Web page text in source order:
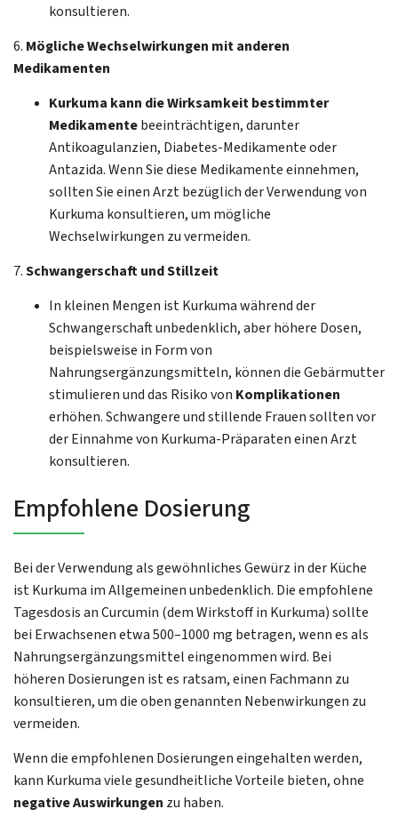
konsultieren.
6. Mögliche Wechselwirkungen mit anderen
Medikamenten
Kurkuma kann die Wirksamkeit bestimmter
Medikamentebeeinträchtigen, darunter
Antikoagulanzien, Diabetes-Medikamente oder
Antazida. Wenn Sie diese Medikamente einnehmen,
sollten Sie einen Arzt bezüglich der Verwendung von
Kurkuma konsultieren, um mögliche
Wechselwirkungen zu vermeiden.
7.Schwangerschaft und Stillzeit
In kleinen Mengen ist Kurkuma während der
Schwangerschaft unbedenklich, aber höhere Dosen,
beispielsweise in Form von
Nahrungsergänzungsmitteln, können die Gebärmutter
stimulieren und das Risiko von Komplikationen
erhöhen. Schwangere und stillende Frauen sollten vor
der Einnahme von Kurkuma-Präparaten einen Arzt
konsultieren.
Empfohlene Dosierung
Bei der Verwendung als gewöhnliches Gewürz in der Küche
ist Kurkuma im Allgemeinen unbedenklich. Die empfohlene
Tagesdosis an Curcumin (dem Wirkstoff in Kurkuma) sollte
bei Erwachsenen etwa 500–1000 mg betragen, wenn es als
Nahrungsergänzungsmittel eingenommen wird. Bei
höheren Dosierungen ist es ratsam, einen Fachmann zu
konsultieren, um die oben genannten Nebenwirkungen zu
vermeiden.
Wenn die empfohlenen Dosierungen eingehalten werden,
kann Kurkuma viele gesundheitliche Vorteile bieten, ohne
negative Auswirkungen zu haben.